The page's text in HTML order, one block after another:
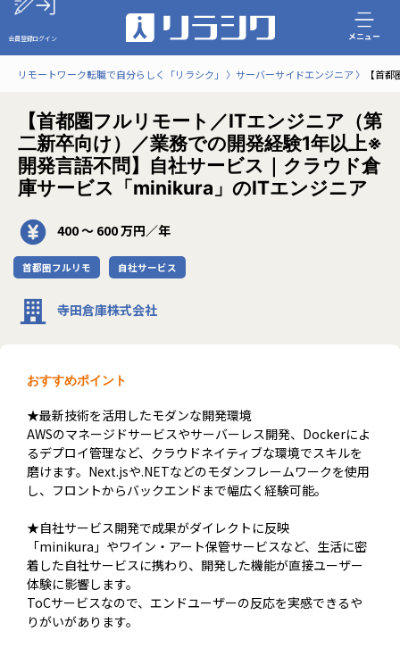
会員登録ログイン メニュー
リモートワーク転職で自分らしく「リラシク」 サーバーサイドエンジニア 【首
【首都圏フルリモート／ITエンジニア（第
二新卒向け）／業務での開発経験1年以上※
開発言語不問】自社サービス｜クラウド倉
庫サービス「minikura」のITエンジニア
400 〜 600 万円／年
首都圏フルリモ 自社サービス
寺田倉庫株式会社
おすすめポイント
★最新技術を活用したモダンな開発環境
AWSのマネージドサービスやサーバーレス開発、Dockerによ
るデプロイ管理など、クラウドネイティブな環境でスキルを
磨けます。Next.jsや.NETなどのモダンフレームワークを使用
し、フロントからバックエンドまで幅広く経験可能。
★自社サービス開発で成果がダイレクトに反映
「minikura」やワイン・アート保管サービスなど、生活に密
着した自社サービスに携わり、開発した機能が直接ユーザー
体験に影響します。
ToCサービスなので、エンドユーザーの反応を実感できるや
りがいがあります。